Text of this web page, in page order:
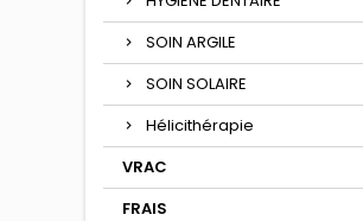
SOIN ARGILE
SOIN SOLAIRE
Hélicithérapie
VRAC
FRAIS